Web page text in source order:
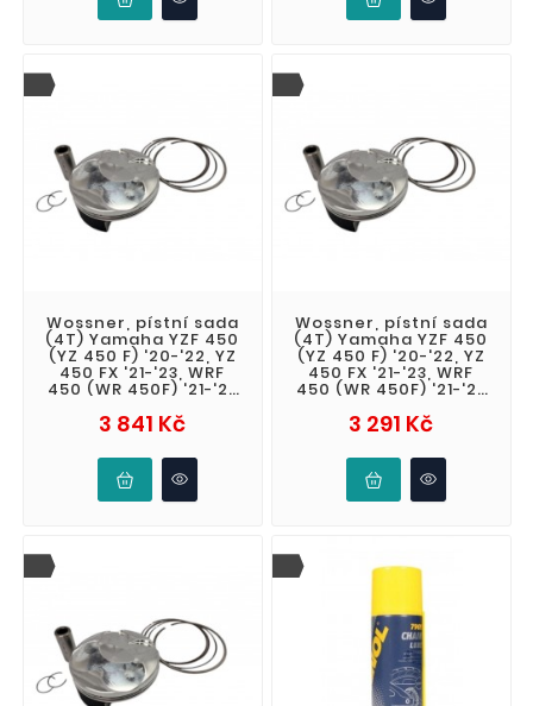
Wossner, pístní sada
(4T) Yamaha YZF 450
(YZ 450 F) '20-'22, YZ
450 FX '21-'23, WRF
450 (WR 450F) '21-'23
3 841 KčCena
Wossner, pístní sada
(4T) Yamaha YZF 450
(YZ 450 F) '20-'22, YZ
450 FX '21-'23, WRF
450 (WR 450F) '21-'23
3 291 KčCena